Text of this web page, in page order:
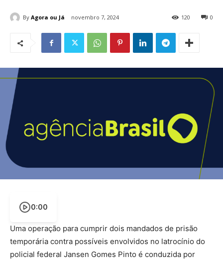
By Agora ou Já novembro 7, 2024 0
120
0:00
Uma operação para cumprir dois mandados de prisão
temporária contra possíveis envolvidos no latrocínio do
policial federal Jansen Gomes Pinto é conduzida por